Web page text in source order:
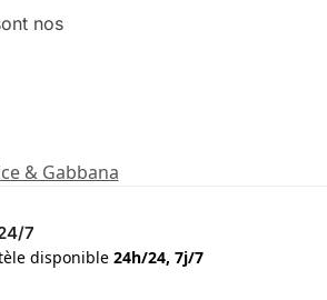
nos
& Gabbana
7
disponible 24h/24, 7j/7